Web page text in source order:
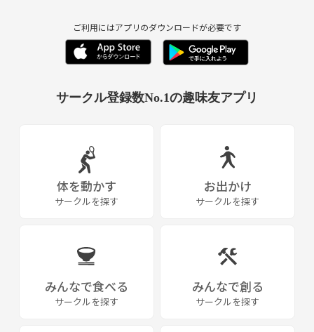
金額はhoop7のコート代のみ！
2時間半使用1500円
※初めてhoop7を利用になる方は、年会費と事務手数料1500円が掛かり
シューズやボールがない方はhoop7の
有料貸し出しもあります👟🏀
右でお願いしますm(_ _)m
・女の子に本気で当たる人
・ナンパ目的
【サークル設立の想い】
ご利用にはアプリのダウンロードが必要です
サークル登録数No.1の趣味友アプリ
体を動かす
サークルを探す
お出かけ
サークルを探す
みんなで食べる
サークルを探す
みんなで創る
サークルを探す